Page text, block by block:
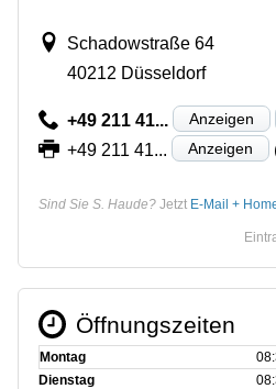
Schadowstraße 64
40212 Düsseldorf
+49 211 41... Anzeigen
+49 211 41... Anzeigen
Sind Sie S. Haude? Jetzt E-Mail +
Öffnungszeiten
Montag
Dienstag